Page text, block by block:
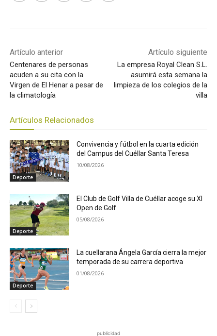
Artículo anterior
Centenares de personas
acuden a su cita con la
Virgen de El Henar a pesar de
la climatología
Artículo siguiente
La empresa Royal Clean S.L.
asumirá esta semana la
limpieza de los colegios de la
villa
Artículos Relacionados
Deporte
Convivencia y fútbol en la cuarta edición
del Campus del Cuéllar Santa Teresa
10/08/2026
Deporte
El Club de Golf Villa de Cuéllar acoge su XI
Open de Golf
05/08/2026
Deporte
La cuellarana Ángela García cierra la mejor
temporada de su carrera deportiva
01/08/2026
publicidad